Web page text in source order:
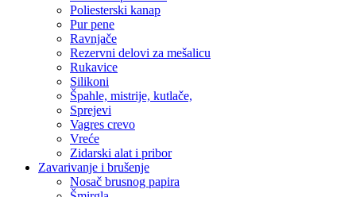
Poliesterski kanap
Pur pene
Ravnjače
Rezervni delovi za mešalicu
Rukavice
Silikoni
Špahle, mistrije, kutlače,
Sprejevi
Vagres crevo
Vreće
Zidarski alat i pribor
Zavarivanje i brušenje
Nosač brusnog papira